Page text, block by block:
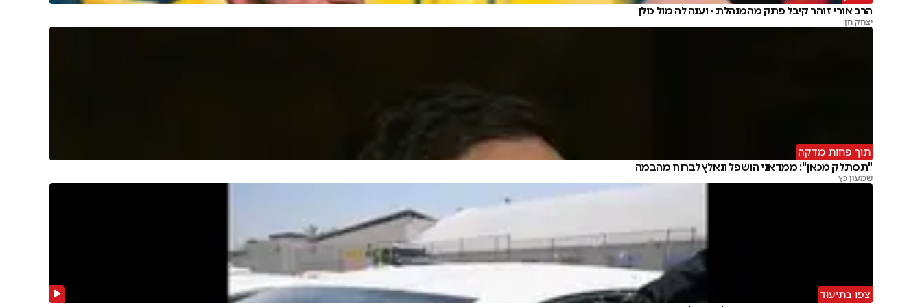
הרב אורי זוהר קיבל פתק מהמנהלת - וענה לה מול כולן
יצחק חן
תוך פחות מדקה
"תסתלק מכאן": ממדאני הושפל ונאלץ לברוח מהבמה
שמעון כץ
צפו בתיעוד